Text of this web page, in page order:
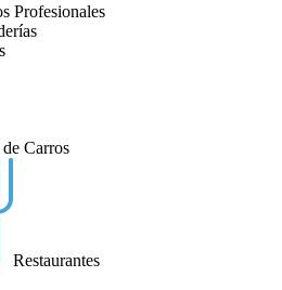
Profesionales
Carros
Restaurantes